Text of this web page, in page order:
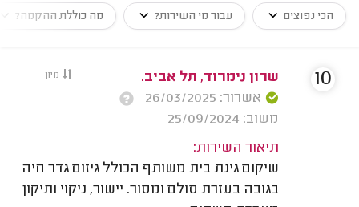
הכי נפוצים עבור מי השירות? מה כוללת ההקמה?
מיון
שרון נימרוד, תל אביב.
אשרור: 26/03/2025
משוב: 25/09/2024
תיאור השירות:
שיקום גינת בית משותף הכולל גיזום גדר חיה
בגובה בעזרת סולם ומסור. יישור, ניקוי ותיקון
10